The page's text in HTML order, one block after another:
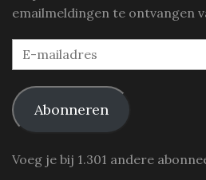
emailmeldingen te ontvangen
E-
mailadres
Abonneren
Voeg je bij 1.301 andere